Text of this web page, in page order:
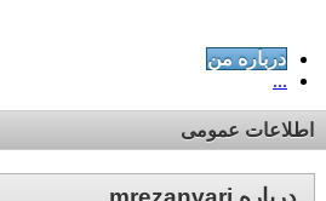
درباره من
...
اطلاعات عمومی